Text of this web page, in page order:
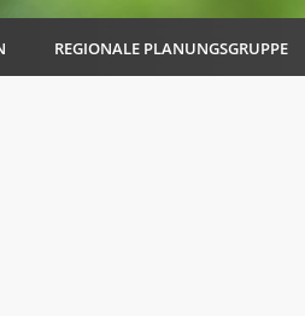
REGIONALE PLANUNGSGRUPPE